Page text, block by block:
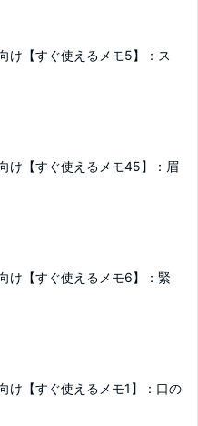
け【すぐ使えるメモ5】：ス
け【すぐ使えるメモ45】：眉
け【すぐ使えるメモ6】：緊
け【すぐ使えるメモ1】：口の